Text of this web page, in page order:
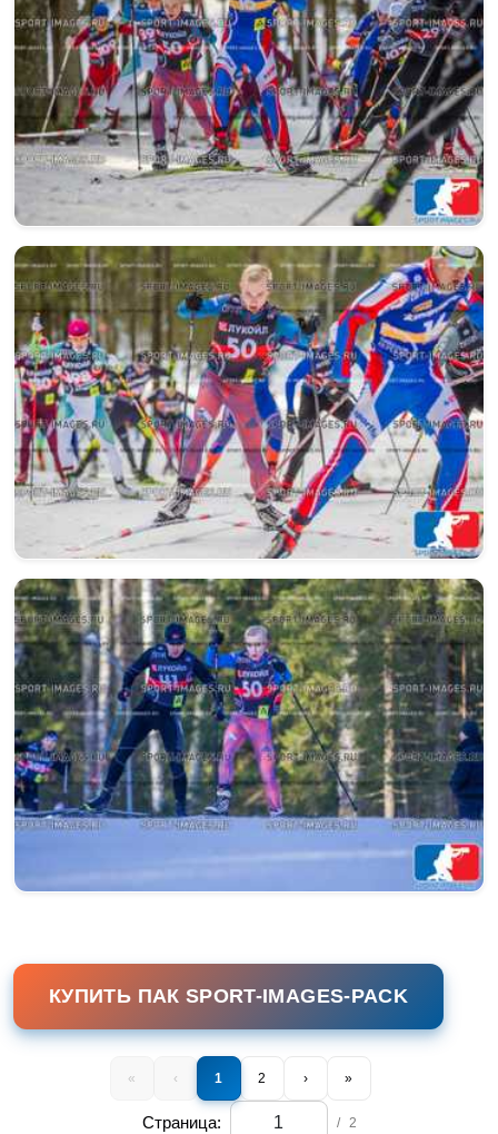
КУПИТЬ ПАК SPORT-IMAGES-PACK
« ‹ 1 2 › »
Страница: / 2